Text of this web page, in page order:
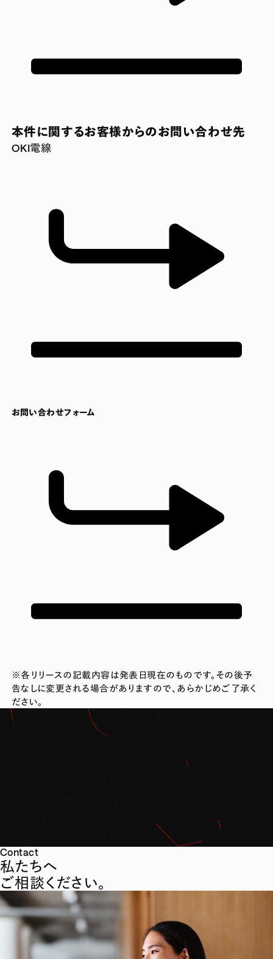
本件に関するお客様からのお問い合わせ先
OKI電線
お問い合わせフォーム
※各リリースの記載内容は発表日現在のものです。その後予
告なしに変更される場合がありますので、あらかじめご了承く
ださい。
Contact
私たちへ
ご相談ください。